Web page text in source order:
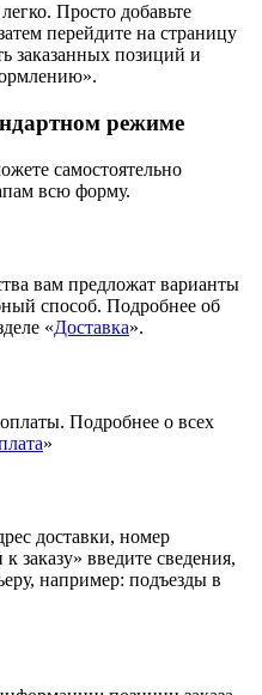
Просто добавьте
перейдите на страницу
заказанных позиций и
режиме
самостоятельно
всю форму.
вам предложат варианты
способ. Подробнее об
«Доставка».
Подробнее о всех
»
доставки, номер
заказу» введите сведения,
например: подъезды в